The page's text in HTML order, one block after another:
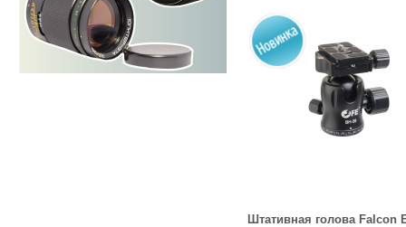
Штативная голова Falcon